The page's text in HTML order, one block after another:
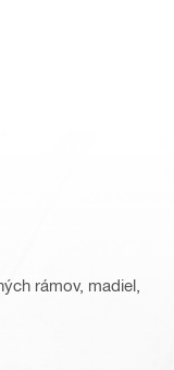
rámov, madiel,